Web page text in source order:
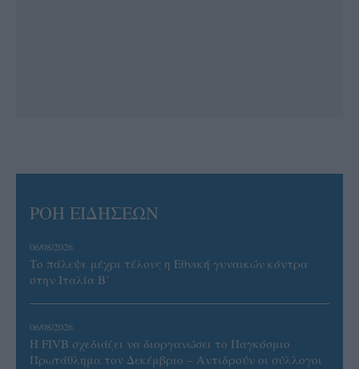
ΡΟΗ ΕΙΔΗΣΕΩΝ
06/08/2026
Το πάλεψε μέχρι τέλους η Εθνική γυναικών κόντρα
στην Ιταλία Β’
06/08/2026
Η FIVB σχεδιάζει να διοργανώσει το Παγκόσμιο
Πρωτάθλημα τον Δεκέμβριο – Αντιδρούν οι σύλλογοι